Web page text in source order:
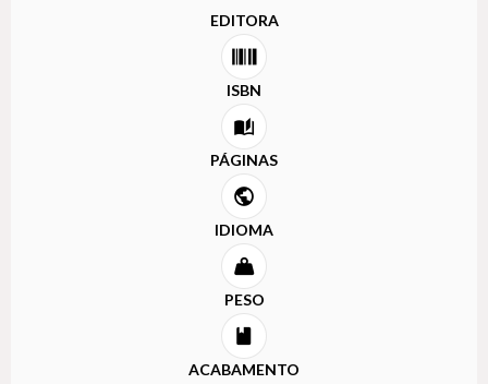
EDITORA
ISBN
PÁGINAS
IDIOMA
PESO
ACABAMENTO